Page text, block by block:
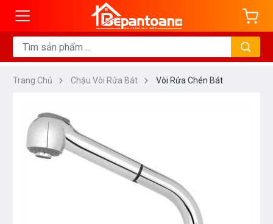
Trang Chủ Chậu Vòi Rửa Bát Vòi Rửa Chén Bát